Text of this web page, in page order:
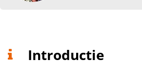
Introductie